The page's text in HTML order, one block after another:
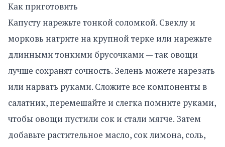
Как приготовить
Капусту нарежьте тонкой соломкой. Свеклу и
морковь натрите на крупной терке или нарежьте
длинными тонкими брусочками — так овощи
лучше сохранят сочность. Зелень можете нарезать
или нарвать руками. Сложите все компоненты в
салатник, перемешайте и слегка помните руками,
чтобы овощи пустили сок и стали мягче. Затем
добавьте растительное масло, сок лимона, соль,